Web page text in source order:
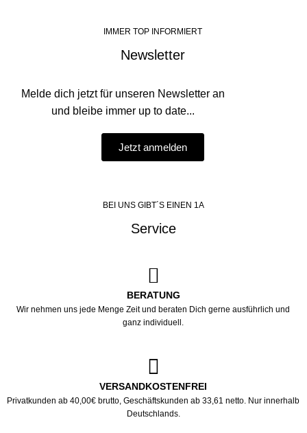
IMMER TOP INFORMIERT
Newsletter
Melde dich jetzt für unseren Newsletter an
und bleibe immer up to date...
Jetzt anmelden
BEI UNS GIBT´S EINEN 1A
Service
BERATUNG
Wir nehmen uns jede Menge Zeit und beraten Dich gerne ausführlich und
ganz individuell.
VERSANDKOSTENFREI
Privatkunden ab 40,00€ brutto, Geschäftskunden ab 33,61 netto. Nur innerhalb
Deutschlands.